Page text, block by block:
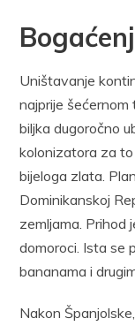
Uništavanje
najprije šećernom
biljka dugoročno
kolonizatora za
bijeloga zlata.
Dominikanskoj
zemljama. Prihod
domoroci. Ista se
bananama i
Nakon